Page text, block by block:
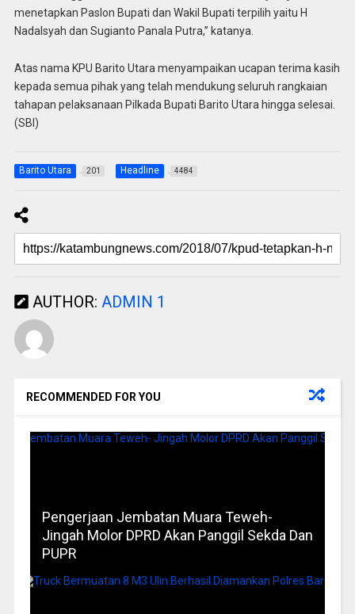
menetapkan Paslon Bupati dan Wakil Bupati terpilih yaitu H
Nadalsyah dan Sugianto Panala Putra,” katanya.
Atas nama KPU Barito Utara menyampaikan ucapan terima kasih
kepada semua pihak yang telah mendukung seluruh rangkaian
tahapan pelaksanaan Pilkada Bupati Barito Utara hingga selesai.
(SBI)
Barito Utara 201 Headline 4484
AUTHOR: ADMIN 1
RECOMMENDED FOR YOU
Pengerjaan Jembatan Muara Teweh-
Jingah Molor DPRD Akan Panggil Sekda Dan
PUPR